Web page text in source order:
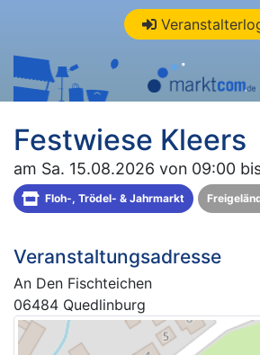
Festwiese Kleers
am Sa. 15.08.2026 von 09:00
Floh-, Trödel- & Jahrmarkt
Veranstaltungsadresse
An Den Fischteichen
06484 Quedlinburg